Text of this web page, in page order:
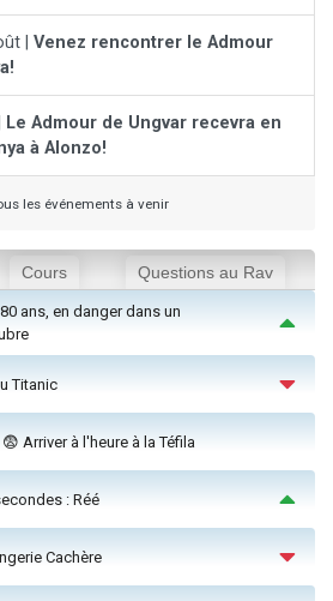
| Venez rencontrer le Admour
Le Admour de Ungvar recevra en
à Alonzo!
les événements à venir
Cours Questions au Rav
ans, en danger dans un
Titanic
Arriver à l'heure à la Téfila
: Réé
Cachère